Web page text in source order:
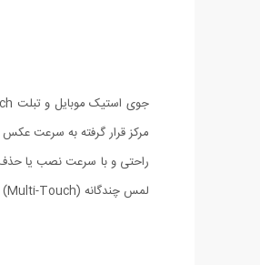
مرکز قرار گرفته به سرعت
لمس چندگانه (Multi-Touch) با انواع سیستم عامل ها از جمله: اندروید و iSO برخوردارند، می باشد.